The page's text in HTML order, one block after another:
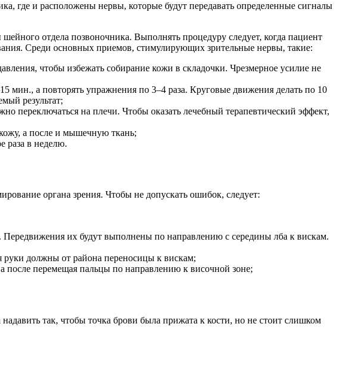
где и расположены нервы, которые будут передавать определенные сигналы
отдела позвоночника. Выполнять процедуру следует, когда пациент
Среди основных приемов, стимулирующих зрительные нервы, такие:
чтобы избежать собирание кожи в складочки. Чрезмерное усилие не
а повторять упражнения по 3–4 раза. Круговые движения делать по 10
результат;
на плечи. Чтобы оказать лечебный терапевтический эффект,
а после и мышечную ткань;
раза в неделю.
органа зрения. Чтобы не допускать ошибок, следует:
Передвижения их будут выполнены по направлению с середины лба к вискам.
руки должны от района переносицы к вискам;
после перемещая пальцы по направлению к височной зоне;
так, чтобы точка брови была прижата к кости, но не стоит слишком